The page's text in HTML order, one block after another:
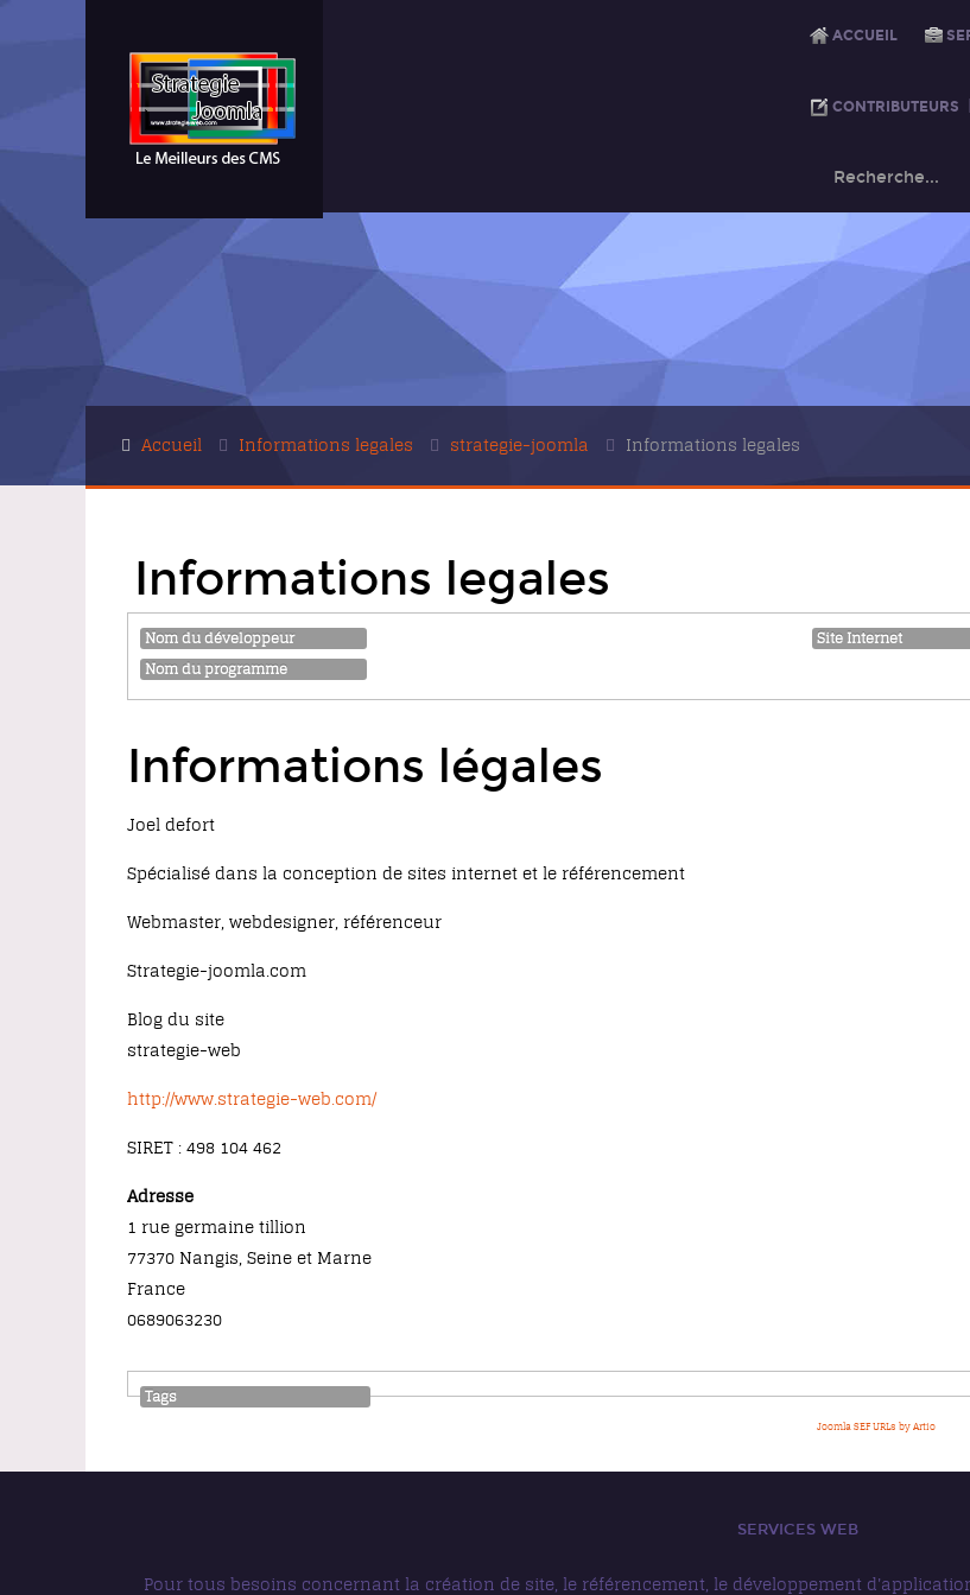
ACCUEIL
CONTRIBUTEURS
Accueil Informations legales strategie-joomla Informations legales
Informations legales
Nom du développeur
Site Internet
Nom du programme
Informations légales
Joel defort
Spécialisé dans la conception de sites internet et le référencement
Webmaster, webdesigner, référenceur
Strategie-joomla.com
Blog du site
strategie-web
http://www.strategie-web.com/
SIRET : 498 104 462
Adresse
1 rue germaine tillion
77370 Nangis, Seine et Marne
France
0689063230
Tags
Joomla SEF URLs by Artio
SERVICES WEB
Pour tous besoins concernant la création de site, le référencement, le développement